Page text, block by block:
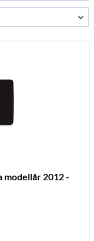
modellår 2012 -